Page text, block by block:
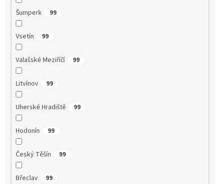
Šumperk 99
Vsetín 99
Valašské Meziříčí 99
Litvínov 99
Uherské Hradiště 99
Hodonín 99
Český Těšín 99
Břeclav 99